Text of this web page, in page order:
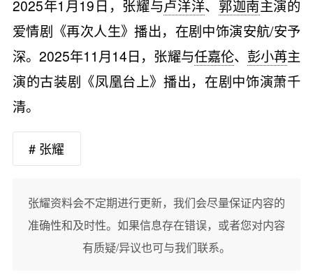
2025年1月19日，张耀与卢洋洋、 郭迦南主演的
爱情剧《再次人生》播出，在剧中饰演安航/安予
深。2025年11月14日，张耀与任嘉伦、 彭小苒主
演的古装剧《凤凰台上》播出，在剧中饰演萧千
清。
# 张耀
张耀资料会不定期进行更新，我们会尽量保证内容的
准确性和及时性。如果信息存在错误，或者您对内容
有质疑/异议也可与我们联系。